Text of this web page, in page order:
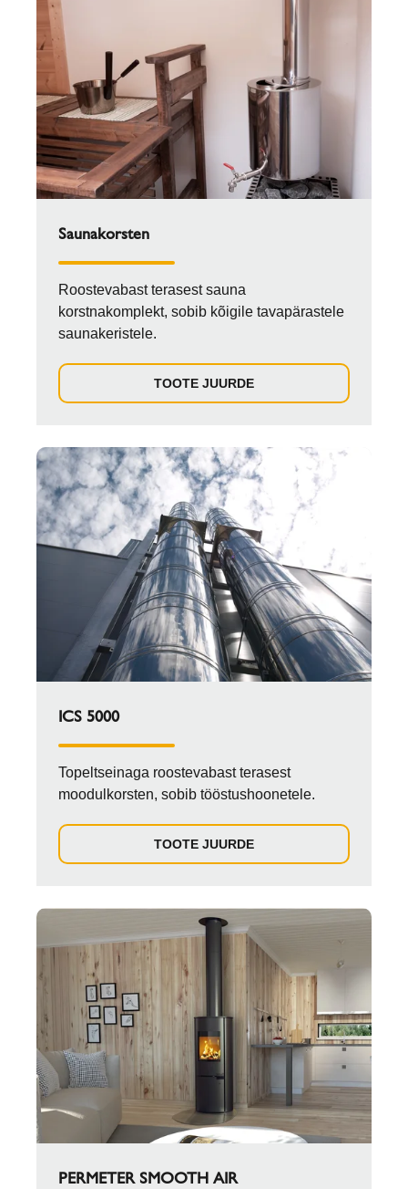
Saunakorsten
Roostevabast terasest sauna
korstnakomplekt, sobib kõigile tavapärastele
saunakeristele.
TOOTE JUURDE
ICS 5000
Topeltseinaga roostevabast terasest
moodulkorsten, sobib tööstushoonetele.
TOOTE JUURDE
PERMETER SMOOTH AIR